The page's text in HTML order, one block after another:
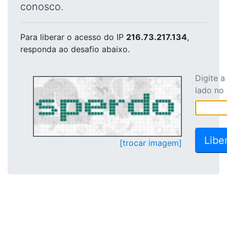
conosco.
Para liberar o acesso do IP 216.73.217.134,
responda ao desafio abaixo.
[trocar imagem]
Digite
lado no